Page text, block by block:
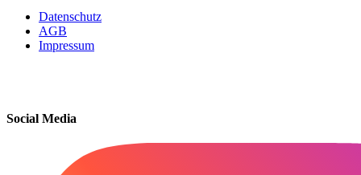
Datenschutz
AGB
Impressum
Social Media